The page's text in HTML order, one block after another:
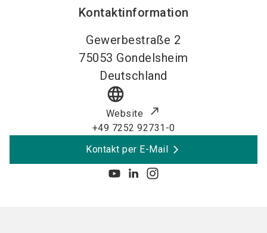
Kontaktinformation
Gewerbestraße 2
75053 Gondelsheim
Deutschland
language
Website
+49 7252 92731-0
Kontakt per E-Mail